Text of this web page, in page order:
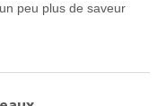
peu plus de saveur